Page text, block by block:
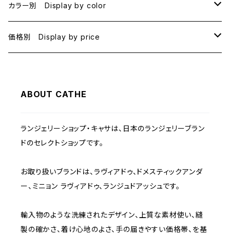
B70
B75
C70
C75
E70
カラー別 Display by color
BLACK
BEIGE
NAVY
YELLOW
価格別 Display by price
1000~
2000~
5000~
ABOUT CATHE
ランジェリーショップ・キャサは、日本のランジェリーブラン
ドのセレクトショップです。
お取り扱いブランドは、ラヴィアドゥ、ドメスティックアンダ
ー、ミニョン ラヴィアドゥ、ランジュドアッシュです。
輸入物のような洗練されたデザイン、上質な素材使い、縫
製の確かさ、着け心地のよさ、手の届きやすい価格帯、を基